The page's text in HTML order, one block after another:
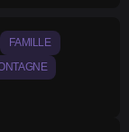
FAMILLE